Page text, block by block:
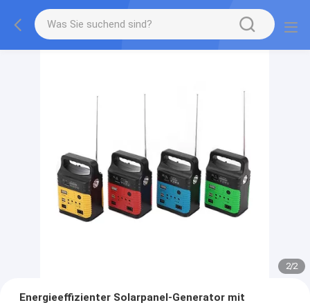
2/2
Energieeffizienter Solarpanel-Generator mit